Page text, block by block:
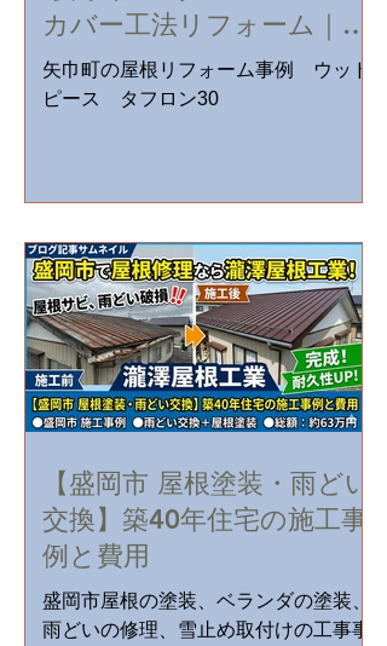
カバー工法リフォーム｜雪
止め・雨どいも同時交換
矢巾町の屋根リフォーム事例 ウッド
ピース タフロン30
【盛岡市 屋根塗装・雨どい
交換】築40年住宅の施工事
例と費用
盛岡市屋根の塗装、ベランダの塗装、
雨どいの修理、雪止め取付けの工事事